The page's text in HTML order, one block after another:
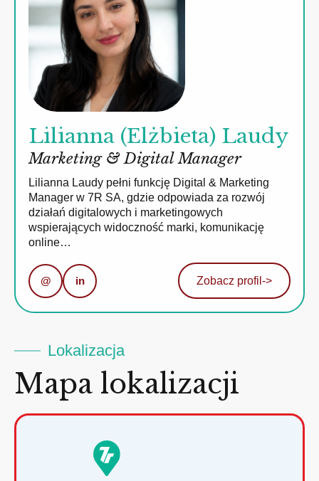
Lilianna (Elżbieta) Laudy
Marketing & Digital Manager
Lilianna Laudy pełni funkcję Digital & Marketing
Manager w 7R SA, gdzie odpowiada za rozwój
działań digitalowych i marketingowych
wspierających widoczność marki, komunikację
online…
@ in Zobacz profil ->
Lokalizacja
Mapa lokalizacji